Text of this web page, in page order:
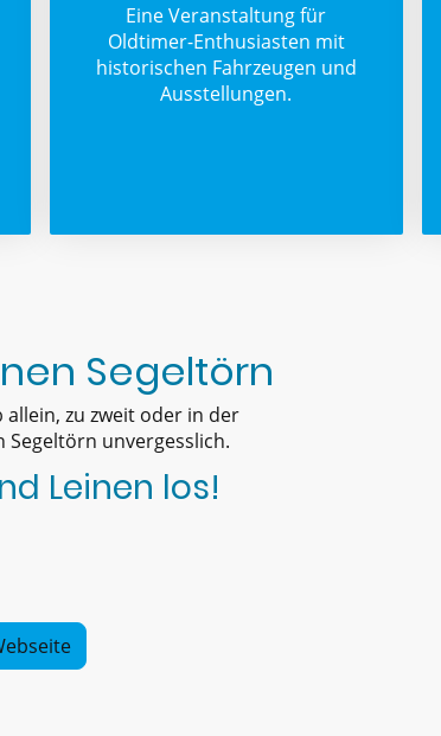
Eine Veranstaltung für
Oldtimer-Enthusiasten mit
historischen Fahrzeugen und
Ausstellungen.
Segeltörn
Leinen los!
zu zweit oder in der
Segeltörn unvergesslich.